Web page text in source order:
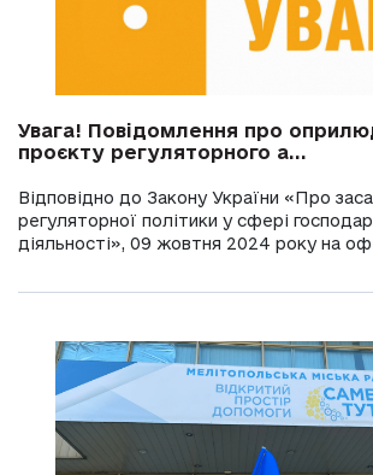
Увага! Повідомлення про
проєкту регуляторного а...
Відповідно до Закону України «Про
регуляторної політики у сфері
діяльності», 09 жовтня 2024 року на